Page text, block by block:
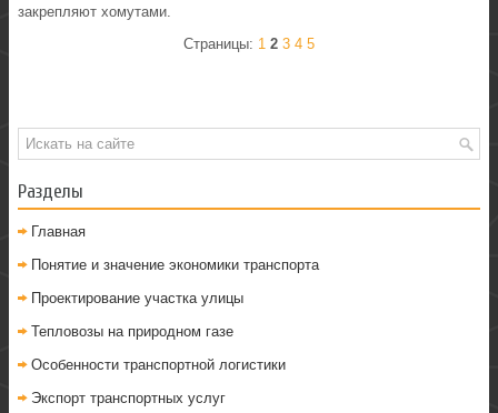
закрепляют хомутами.
Страницы: 1 2 3 4 5
Разделы
Главная
Понятие и значение экономики транспорта
Проектирование участка улицы
Тепловозы на природном газе
Особенности транспортной логистики
Экспорт транспортных услуг